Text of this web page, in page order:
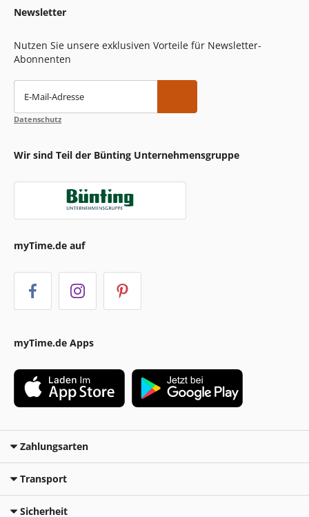
Newsletter
Nutzen Sie unsere exklusiven Vorteile für Newsletter-
Abonnenten
E-Mail-Adresse
Datenschutz
Wir sind Teil der Bünting Unternehmensgruppe
myTime.de auf
myTime.de Apps
Zahlungsarten
Transport
Sicherheit